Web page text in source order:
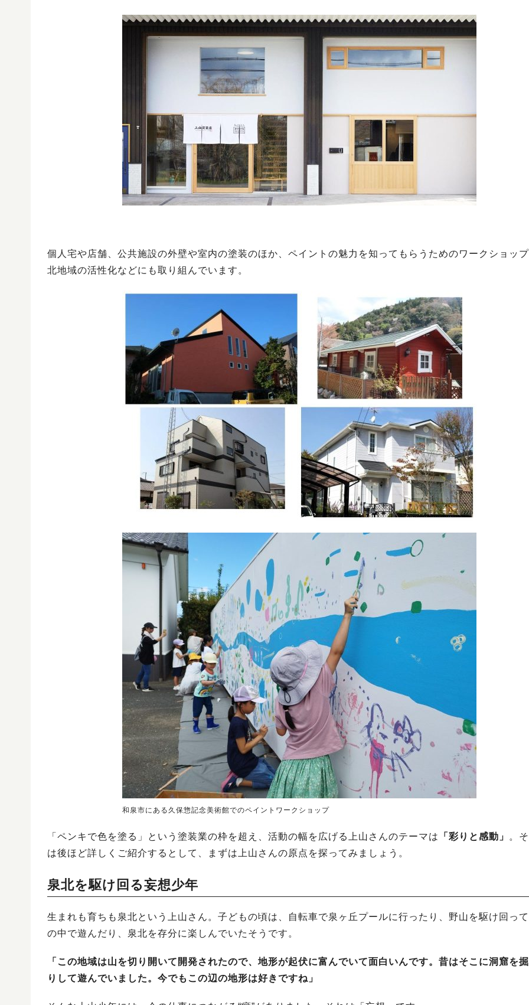
個人宅や店舗、公共施設の外壁や室内の塗装のほか、ペイントの魅力を知ってもらうためのワークショッ
北地域の活性化などにも取り組んでいます。
和泉市にある久保惣記念美術館でのペイントワークショップ
「ペンキで色を塗る」という塗装業の枠を超え、活動の幅を広げる上山さんのテーマは 「彩りと感動」
。
は後ほど詳しくご紹介するとして、まずは上山さんの原点を探ってみましょう。
泉北を駆け回る妄想少年
生まれも育ちも泉北という上山さん。子どもの頃は、自転車で泉ヶ丘プールに行ったり、野山を駆け回っ
の中で遊んだり、泉北を存分に楽しんでいたそうです。
「この地域は山を切り開いて開発されたので、地形が起伏に富んでいて面白いんです。昔はそこに洞窟を
りして遊んでいました。今でもこの辺の地形は好きですね」